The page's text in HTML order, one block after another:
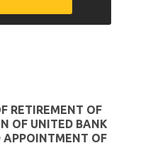
RETIREMENT OF
OF UNITED BANK
APPOINTMENT OF